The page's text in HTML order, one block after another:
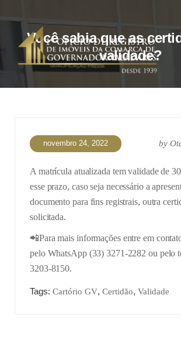
Você sabia que as
validade?
novembro 24, 2022 by
A matrícula atualizada tem validade de
esse prazo, caso seja necessário a
documento para fins registrais, outra
solicitada.
📲Para mais informações entre em
pelo WhatsApp (33) 3271-2282 ou pelo
3203-8150.
Tags: Cartório GV, Certidão, Validade